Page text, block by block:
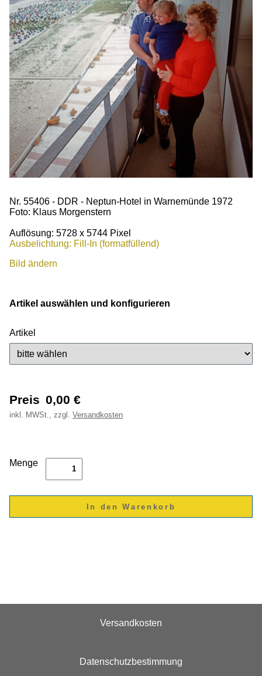
Nr. 55406 - DDR - Neptun-Hotel in Warnemünde 1972
Foto: Klaus Morgenstern
Auflösung: 5728 x 5744 Pixel
Ausbelichtung: Fill-In (formatfüllend)
Bild ändern
Artikel auswählen und konfigurieren
Artikel
Preis 0,00 €
inkl. MWSt., zzgl. Versandkosten
Menge
Versandkosten
Datenschutzbestimmung